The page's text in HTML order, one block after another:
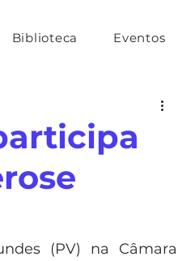
Biblioteca Eventos
(PV) na Câmara